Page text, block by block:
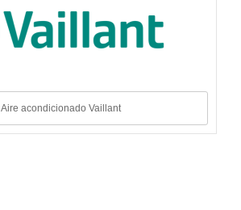
Aire acondicionado Vaillant